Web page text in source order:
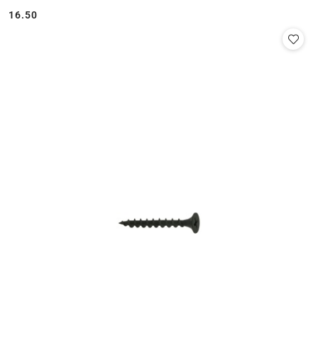
Cena:
16.50